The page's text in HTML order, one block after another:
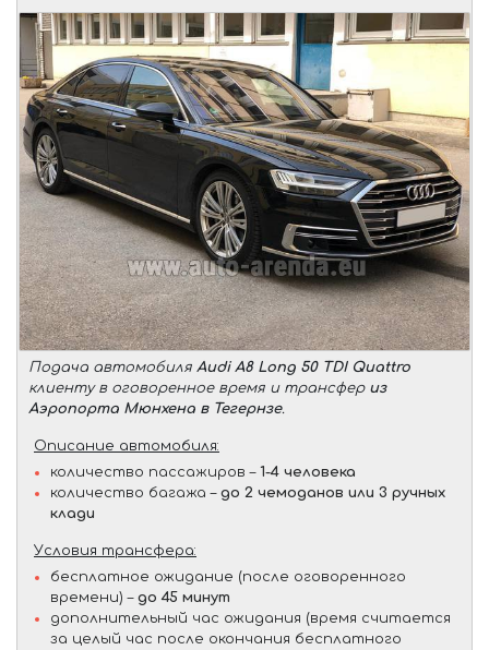
Подача автомобиля Audi A8 Long 50 TDI Quattro
клиенту в оговоренное время и трансфер из
Аэропорта Мюнхена в Тегернзе.
Описание автомобиля:
количество пассажиров – 1-4 человека
количество багажа – до 2 чемоданов или 3 ручных
клади
Условия трансфера:
бесплатное ожидание (после оговоренного
времени) – до 45 минут
дополнительный час ожидания (время считается
за целый час после окончания бесплатного